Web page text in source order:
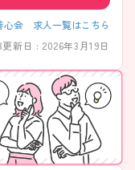
心会 求人一覧はこちら
更新日 : 2026年3月19日